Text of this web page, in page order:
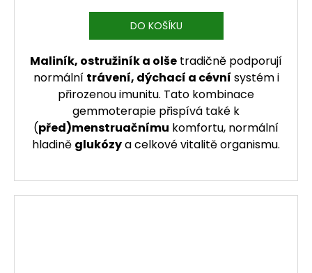
DO KOŠÍKU
Maliník, ostružiník a olše tradičně podporují
normální trávení, dýchací a cévní systém i
přirozenou imunitu. Tato kombinace
gemmoterapie přispívá také k
(před)menstruačnímu komfortu, normální
hladině glukózya celkové vitalitě organismu.